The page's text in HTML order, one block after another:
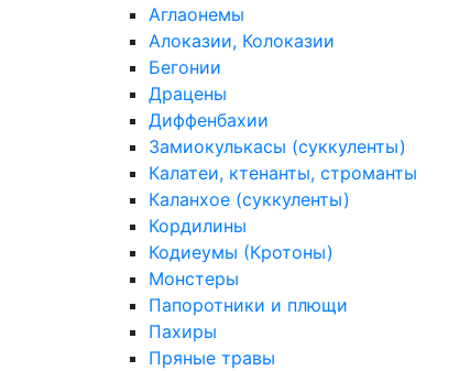
Аглаонемы
Алоказии, Колоказии
Бегонии
Драцены
Диффенбахии
Замиокулькасы (суккуленты)
Калатеи, ктенанты, строманты
Каланхое (суккуленты)
Кордилины
Кодиеумы (Кротоны)
Монстеры
Папоротники и плющи
Пахиры
Пряные травы